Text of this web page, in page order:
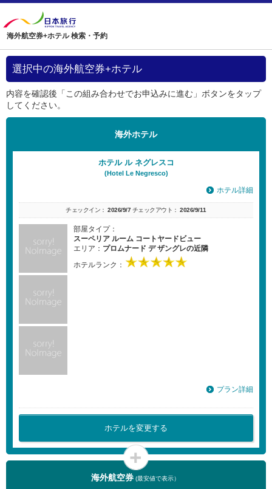
海外航空券+ホテル 検索・予約
選択中の海外航空券+ホテル
内容を確認後「この組み合わせでお申込みに進む」ボタンをタップ
してください。
海外ホテル
ホテル ル ネグレスコ
(Hotel Le Negresco)
ホテル詳細
チェックイン： 2026/9/7 チェックアウト： 2026/9/11
部屋タイプ：
スーペリア ルーム コートヤードビュー
エリア： プロムナード デ ザングレの近隣
ホテルランク：
プラン詳細
ホテルを変更する
海外航空券 (最安値で表示）